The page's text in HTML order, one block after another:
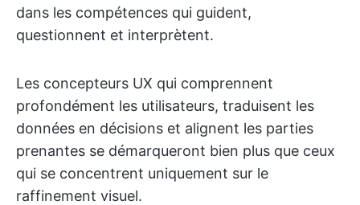
dans les compétences qui guident,
questionnent et interprètent.
Les concepteurs UX qui comprennent
profondément les utilisateurs, traduisent les
données en décisions et alignent les parties
prenantes se démarqueront bien plus que ceux
qui se concentrent uniquement sur le
raffinement visuel.